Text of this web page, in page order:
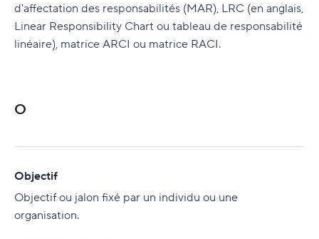
d'affectation des responsabilités (MAR), LRC (en anglais,
Linear Responsibility Chart ou tableau de responsabilité
linéaire), matrice ARCI ou matrice RACI.
O
Objectif
Objectif ou jalon fixé par un individu ou une
organisation.